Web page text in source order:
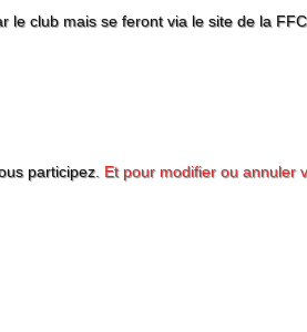
le club mais se feront via le site de la
participez. Et pour modifier ou annuler